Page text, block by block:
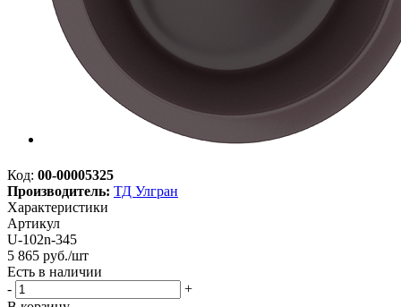
Код: 00-00005325
Производитель: ТД Улгран
Характеристики
Артикул
U-102n-345
5 865 руб./шт
Есть в наличии
-
+